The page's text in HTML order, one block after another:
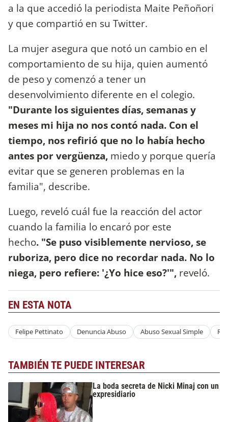
a la que accedió la periodista Maite Peñoñori
y que compartió en su Twitter.
La mujer asegura que notó un cambio en el
comportamiento de su hija, quien aumentó
de peso y comenzó a tener un
desenvolvimiento diferente en el colegio.
"Durante los siguientes días, semanas y
meses mi hija no nos contó nada. Con el
tiempo, nos refirió que no lo había hecho
antes por vergüenza, miedo y porque quería
evitar que se generen problemas en la
familia", describe.
Luego, reveló cuál fue la reacción del actor
cuando la familia lo encaró por este
hecho. "Se puso visiblemente nervioso, se
ruboriza, pero dice no recordar nada. No lo
niega, pero refiere: '¿Yo hice eso?'", reveló.
EN ESTA NOTA
Felipe Pettinato Denuncia Abuso Abuso Sexual Simple
TAMBIÉN TE PUEDE INTERESAR
La boda secreta de Nicki Minaj con un
expresidiario